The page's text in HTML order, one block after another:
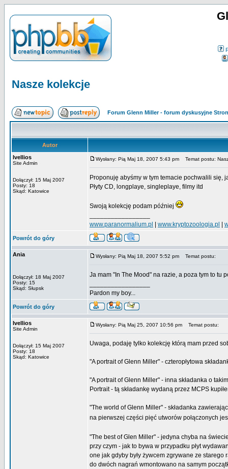
Nasze kolekcje
Forum Glenn Miller - forum dyskusyjne
Autor
Ivellios
Site Admin
Dołączył: 15 Maj 2007
Posty: 18
Skąd: Katowice
Wysłany: Pią Maj 18, 2007 5:43 pm Temat postu:
Proponuję abyśmy w tym temacie pochwalili
Płyty CD, longplaye, singleplaye, filmy itd
Swoją kolekcję podam później
www.paranormalium.pl
www.kryptozoologia.pl
Powrót do góry
Ania
Dołączył: 18 Maj 2007
Posty: 15
Skąd: Słupsk
Wysłany: Pią Maj 18, 2007 5:52 pm Temat postu:
Ja mam "In The Mood" na razie, a poza tym to tu
Pardon my boy...
Powrót do góry
Ivellios
Site Admin
Dołączył: 15 Maj 2007
Posty: 18
Skąd: Katowice
Wysłany: Pią Maj 25, 2007 10:56 pm Temat postu:
Uwaga, podaję tylko kolekcję którą mam przed
"A portrait of Glenn Miller" - czteropłytowa
"A portrait of Glenn Miller" - inna składanka o
Portrait - tą składankę wydaną przez MCPS
"The world of Glenn Miller" - składanka
na pierwszej części pięć utworów połączonych
"The best of Glen Miller" - jedyna chyba na
przy czym - jak to bywa w przypadku płyt
one jak gdyby były żywcem zgrywane ze
do dwóch nagrań wmontowano na samym